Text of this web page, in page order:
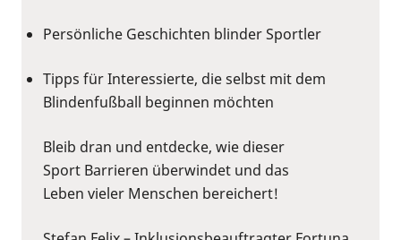
Persönliche Geschichten blinder Sportler
Tipps für Interessierte, die selbst mit dem
Blindenfußball beginnen möchten
Bleib dran und entdecke, wie dieser
Sport Barrieren überwindet und das
Leben vieler Menschen bereichert!